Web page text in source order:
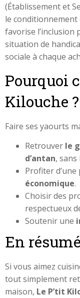
(Établissement et
le conditionnement
favorise l’inclusion
situation de
sociale à chaque
Pourquoi
Kilouche ?
Faire ses yaourts
Retrouver le
d’antan,
Profiter
économique.
Choisir des
respectueux
Soutenir une
En résumé
Si vous aimez
tout simplement
maison, Le P’tit